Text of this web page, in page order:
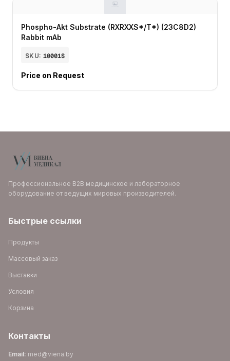
Phospho-Akt Substrate (RXRXXS*/T*) (23C8D2)
Rabbit mAb
SKU: 10001S
Price on Request
Профессиональное B2B медицинское и лабораторное
оборудование от ведущих мировых производителей.
Быстрые ссылки
Продукты
Массовый заказ
Выставки
Условия
Корзина
Контакты
Email: med@viena.by